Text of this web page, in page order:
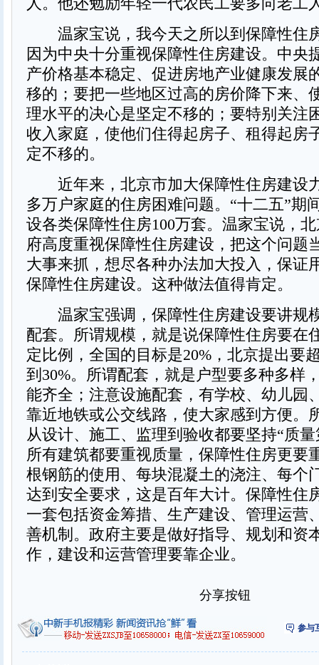
温家宝说，我今天之所以到保障性住
因为中央十分重视保障性住房建设。中央
产价格基本稳定、促进房地产业健康发展
移的；要把一些地区过高的房价降下来、
理水平的决心是坚定不移的；要特别关注
收入家庭，使他们住得起房子、租得起房
定不移的。
近年来，北京市加大保障性住房建设
多万户家庭的住房困难问题。“十二五”期
设各类保障性住房100万套。温家宝说，
府高度重视保障性住房建设，把这个问题
大事来抓，想尽各种办法加大投入，保证
保障性住房建设。这种做法值得肯定。
温家宝强调，保障性住房建设要讲规
配套。所谓规模，就是说保障性住房要在
定比例，全国的目标是20%，北京提出要
到30%。所谓配套，就是户型要多种多样
能齐全；注意设施配套，有学校、幼儿园
靠近地铁或公交线路，使大家感到方便。
从设计、施工、监理到验收都要坚持“质
所有建筑都要重视质量，保障性住房更要
根钢筋的使用、每块混凝土的浇注、每个
达到安全要求，这是百年大计。保障性住
一套包括资金筹措、生产建设、管理运营
善机制。政府主要是做好指导、规划和资
作，建设和运营管理要靠企业。
分享按钮
参与